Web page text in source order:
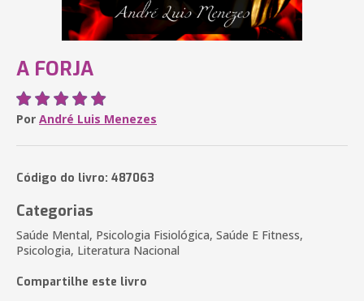
A FORJA
Por André Luis Menezes
Código do livro: 487063
Categorias
Saúde Mental, Psicologia Fisiológica, Saúde E Fitness,
Psicologia, Literatura Nacional
Compartilhe este livro